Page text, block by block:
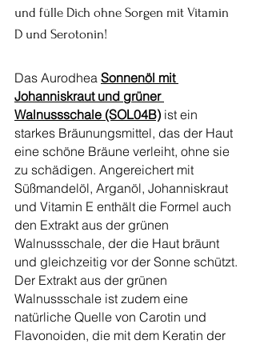
und fülle Dich ohne Sorgen mit Vitamin
D und Serotonin!
Das Aurodhea Sonnenöl mit
Johanniskraut und grüner
Walnussschale (SOL04B) ist ein
starkes Bräunungsmittel, das der Haut
eine schöne Bräune verleiht, ohne sie
zu schädigen. Angereichert mit
Süßmandelöl, Arganöl, Johanniskraut
und Vitamin E enthält die Formel auch
den Extrakt aus der grünen
Walnussschale, der die Haut bräunt
und gleichzeitig vor der Sonne schützt.
Der Extrakt aus der grünen
Walnussschale ist zudem eine
natürliche Quelle von Carotin und
Flavonoiden, die mit dem Keratin der